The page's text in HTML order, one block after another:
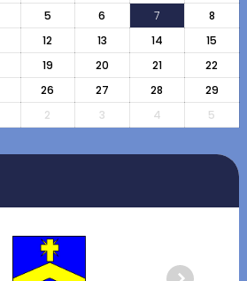
5 6 7
8
12 13 14
15
19 20 21
22
26 27 28
29
2 3 4 5